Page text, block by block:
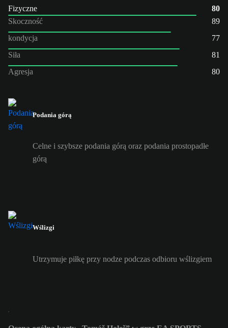
Fizyczne
80
Skoczność
89
kondycja
77
Siła
81
Agresja
80
Podania górą
Celne i szybsze podania górą oraz podania prostopadłe
górą
Wślizgi
Utrzymuje piłkę przy nodze podczas odbioru wślizgiem